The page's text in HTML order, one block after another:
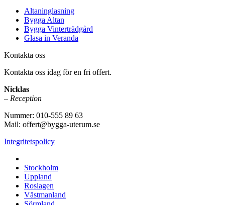
Altaninglasning
Bygga Altan
Bygga Vinterträdgård
Glasa in Veranda
Kontakta oss
Kontakta oss idag för en fri offert.
Nicklas
– Reception
Nummer: 010-555 89 63
Mail: offert@bygga-uterum.se
Integritetspolicy
Stockholm
Uppland
Roslagen
Västmanland